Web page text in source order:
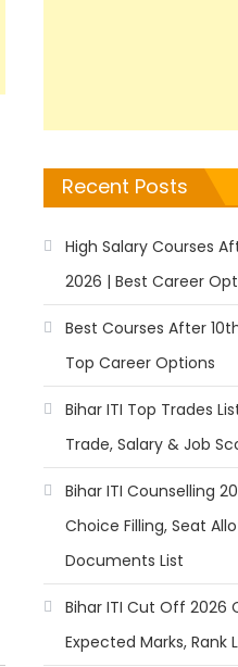
Recent Posts
High Salary Courses
2026 | Best Career
Best Courses After
Top Career Options
Bihar ITI Top Trades
Trade, Salary & Job
Bihar ITI Counselling
Choice Filling, Seat
Documents List
Bihar ITI Cut Off 2026
Expected Marks, Rank